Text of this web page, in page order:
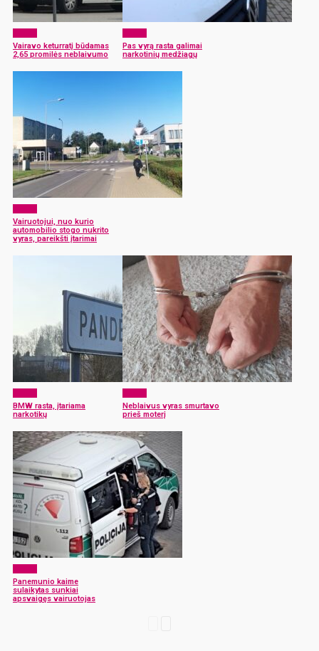
Vairavo keturratį būdamas
2,65 promilės neblaivumo
Pas vyrą rasta galimai
narkotinių medžiagų
Vairuotojui, nuo kurio
automobilio stogo nukrito
vyras, pareikšti įtarimai
BMW rasta, įtariama
narkotikų
Neblaivus vyras smurtavo
prieš moterį
Panemunio kaime
sulaikytas sunkiai
apsvaigęs vairuotojas